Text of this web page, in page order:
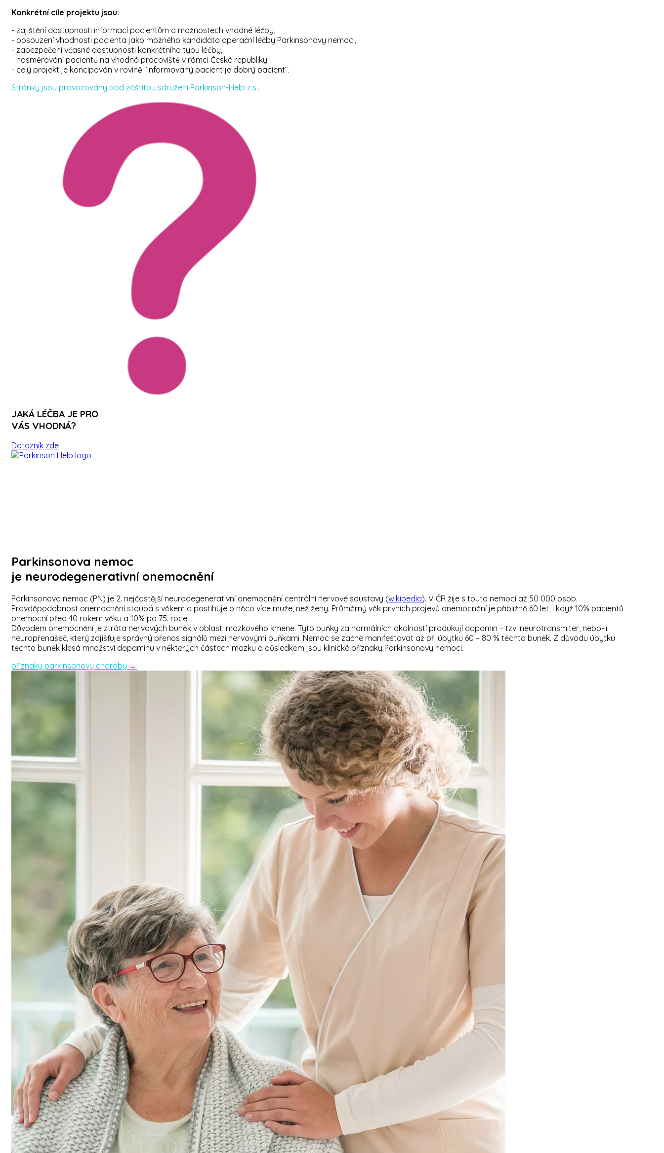
Konkrétní cíle projektu jsou:
- zajištění dostupnosti informací pacientům o možnostech vhodné léčby,
- posouzení vhodnosti pacienta jako možného kandidáta operační léčby Parkinsonovy nemoci,
- zabezpečení včasné dostupnosti konkrétního typu léčby,
- nasměrování pacientů na vhodná pracoviště v rámci České republiky.
- celý projekt je koncipován v rovině “Informovaný pacient je dobrý pacient”.
Stránky jsou provozovány pod záštitou sdružení Parkinson-Help z.s..
JAKÁ LÉČBA JE PRO
VÁS VHODNÁ?
Dotazník zde
Parkinsonova nemoc
je neurodegenerativní onemocnění
Parkinsonova nemoc (PN) je 2. nejčastější neurodegenerativní onemocnění centrální nervové soustavy (wikipedia). V ČR žije s touto nemocí až 50 000 osob.
Pravděpodobnost onemocnění stoupá s věkem a postihuje o něco více muže, než ženy. Průměrný věk prvních projevů onemocnění je přibližně 60 let, i když 10% pacientů
onemocní před 40 rokem věku a 10% po 75. roce.
Důvodem onemocnění je ztráta nervových buněk v oblasti mozkového kmene. Tyto buňky za normálních okolností produkují dopamin – tzv. neurotransmiter, nebo-li
neuropřenašeč, který zajišťuje správný přenos signálů mezi nervovými buňkami. Nemoc se začne manifestovat až při úbytku 60 – 80 % těchto buněk. Z důvodu úbytku
těchto buněk klesá množství dopaminu v některých částech mozku a důsledkem jsou klinické příznaky Parkinsonovy nemoci.
příznaky parkinsonovy choroby →